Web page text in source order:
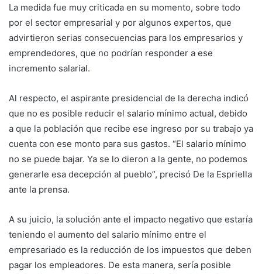
La medida fue muy criticada en su momento, sobre todo
por el sector empresarial y por algunos expertos, que
advirtieron serias consecuencias para los empresarios y
emprendedores, que no podrían responder a ese
incremento salarial.
Al respecto, el aspirante presidencial de la derecha indicó
que no es posible reducir el salario mínimo actual, debido
a que la población que recibe ese ingreso por su trabajo ya
cuenta con ese monto para sus gastos. “El salario mínimo
no se puede bajar. Ya se lo dieron a la gente, no podemos
generarle esa decepción al pueblo”, precisó De la Espriella
ante la prensa.
A su juicio, la solución ante el impacto negativo que estaría
teniendo el aumento del salario mínimo entre el
empresariado es la reducción de los impuestos que deben
pagar los empleadores. De esta manera, sería posible